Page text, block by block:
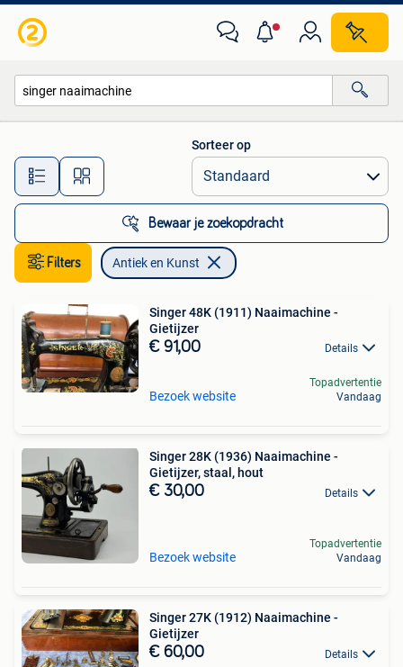
Alle afstanden…
Sorteer op
Bewaar je zoekopdracht
Filters Antiek en Kunst
Singer 48K (1911) Naaimachine -
Gietijzer
€ 91,00 Details
Bezoek website
Topadvertentie
Vandaag
Singer 28K (1936) Naaimachine -
Gietijzer, staal, hout
€ 30,00 Details
Bezoek website
Topadvertentie
Vandaag
Singer 27K (1912) Naaimachine -
Gietijzer
€ 60,00 Details